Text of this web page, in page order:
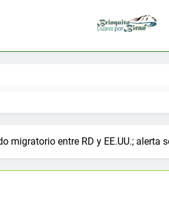
migratorio entre RD y EE.UU.;